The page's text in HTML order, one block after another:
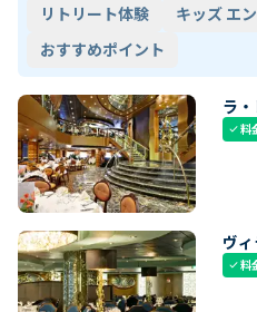
リトリート体験
キッズ エ
おすすめポイント
ラ
check料
ヴ
check料